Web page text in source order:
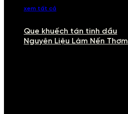
xem tất cả
Que khuếch tán tinh dầu
Nguyên Liệu Làm Nến Thơm